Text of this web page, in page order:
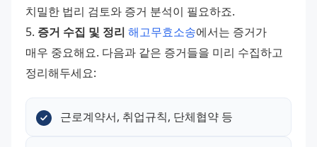
치밀한 법리 검토와 증거 분석이 필요하죠.
5. 증거 수집 및 정리 해고무효소송에서는 증거가
매우 중요해요. 다음과 같은 증거들을 미리 수집하고
정리해두세요:
근로계약서, 취업규칙, 단체협약 등